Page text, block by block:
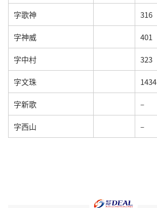
字歌神 316
字神威 401
字中村 323
字文珠 1434
字新歌 –
字西山 –